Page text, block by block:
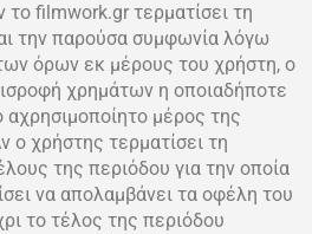
το filmwork.gr τερματίσει τη
την παρούσα συμφωνία λόγω
όρων εκ μέρους του χρήστη, ο
χρημάτων η οποιαδήποτε
μέρος της
ο χρήστης τερματίσει τη
της περιόδου για την οποία
να απολαμβάνει τα οφέλη του
το τέλος της περιόδου